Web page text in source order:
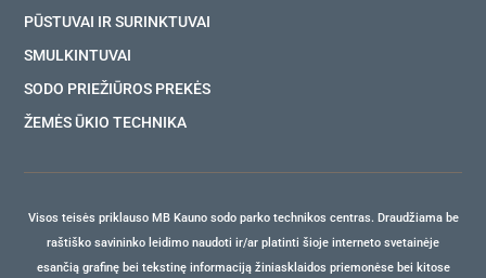
PŪSTUVAI IR SURINKTUVAI
SMULKINTUVAI
SODO PRIEŽIŪROS PREKĖS
ŽEMĖS ŪKIO TECHNIKA
Visos teisės priklauso MB Kauno sodo parko technikos centras. Draudžiama be
raštiško savininko leidimo naudoti ir/ar platinti šioje interneto svetainėje
esančią grafinę bei tekstinę informaciją žiniasklaidos priemonėse bei kitose